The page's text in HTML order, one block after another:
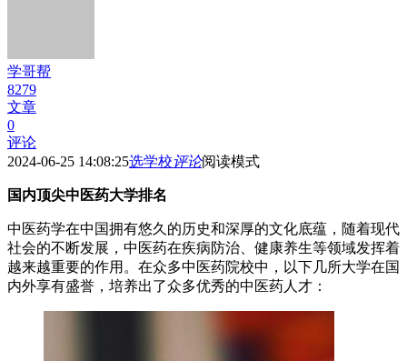
学哥帮
8279
文章
0
评论
2024-06-25 14:08:25选学校评论阅读模式
国内顶尖中医药大学排名
中医药学在中国拥有悠久的历史和深厚的文化底蕴，随着现代
社会的不断发展，中医药在疾病防治、健康养生等领域发挥着
越来越重要的作用。在众多中医药院校中，以下几所大学在国
内外享有盛誉，培养出了众多优秀的中医药人才：